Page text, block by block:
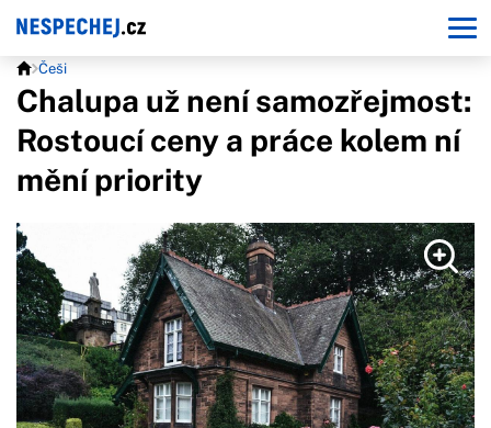
Češi
Chalupa už není samozřejmost:
Rostoucí ceny a práce kolem ní
mění priority